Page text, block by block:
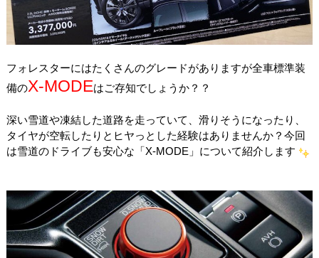
フォレスターにはたくさんのグレードがありますが全車標準装
備のX-MODEはご存知でしょうか？？
深い雪道や凍結した道路を走っていて、滑りそうになったり、
タイヤが空転したりとヒヤっとした経験はありませんか？今回
は雪道のドライブも安心な「X-MODE 」について紹介します